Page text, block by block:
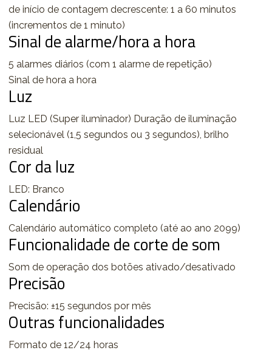
de início de contagem decrescente: 1 a 60 minutos
(incrementos de 1 minuto)
Sinal de alarme/hora a hora
5 alarmes diários (com 1 alarme de repetição)
Sinal de hora a hora
Luz
Luz LED (Super iluminador) Duração de iluminação
selecionável (1,5 segundos ou 3 segundos), brilho
residual
Cor da luz
LED: Branco
Calendário
Calendário automático completo (até ao ano 2099)
Funcionalidade de corte de som
Som de operação dos botões ativado/desativado
Precisão
Precisão: ±15 segundos por mês
Outras funcionalidades
Formato de 12/24 horas